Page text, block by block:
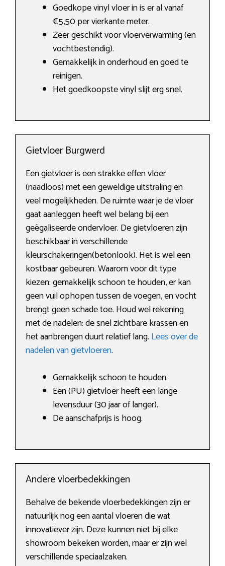
Goedkope vinyl vloer in is er al vanaf
€5,50 per vierkante meter.
Zeer geschikt voor vloerverwarming (en
vochtbestendig).
Gemakkelijk in onderhoud en goed te
reinigen.
Het goedkoopste vinyl slijt erg snel.
Gietvloer Burgwerd
Een gietvloer is een strakke effen vloer
(naadloos) met een geweldige uitstraling en
veel mogelijkheden. De ruimte waar je de vloer
gaat aanleggen heeft wel belang bij een
geëgaliseerde ondervloer. De gietvloeren zijn
beschikbaar in verschillende
kleurschakeringen(betonlook). Het is wel een
kostbaar gebeuren. Waarom voor dit type
kiezen: gemakkelijk schoon te houden, er kan
geen vuil ophopen tussen de voegen, en vocht
brengt geen schade toe. Houd wel rekening
met de nadelen: de snel zichtbare krassen en
het aanbrengen duurt relatief lang. Lees over de
nadelen van gietvloeren.
Gemakkelijk schoon te houden.
Een (PU) gietvloer heeft een lange
levensduur (30 jaar of langer).
De aanschafprijs is hoog.
Andere vloerbedekkingen
Behalve de bekende vloerbedekkingen zijn er
natuurlijk nog een aantal vloeren die wat
innovatiever zijn. Deze kunnen niet bij elke
showroom bekeken worden, maar er zijn wel
verschillende speciaalzaken.